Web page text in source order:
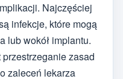
Najczęściej
infekcje, które mogą
lub wokół implantu.
zasad
zaleceń lekarza